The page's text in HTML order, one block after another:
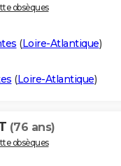
obsèques
(Loire-Atlantique)
(Loire-Atlantique)
(76 ans)
obsèques